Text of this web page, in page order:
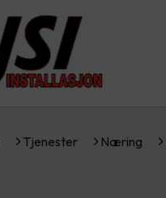
Tjenester Næring